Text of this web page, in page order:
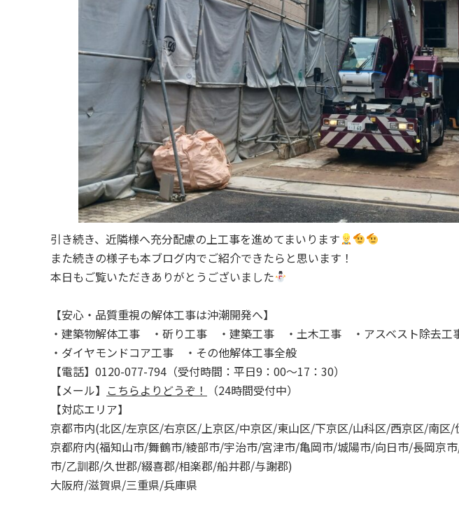
引き続き、近隣様へ充分配慮の上工事を進めてまいります
また続きの様子も本ブログ内でご紹介できたらと思います！
本日もご覧いただきありがとうございました
【安心・品質重視の解体工事は沖潮開発へ】
・建築物解体工事 ・斫り工事 ・建築工事 ・土木工事 ・アスベスト除去工
・ダイヤモンドコア工事 ・その他解体工事全般
【電話】0120-077-794（受付時間：平日9：00～17：30）
【メール】 こちらよりどうぞ！
（24時間受付中）
【対応エリア】
京都市内(北区/左京区/右京区/上京区/中京区/東山区/下京区/山科区/西京区/南区/
京都府内(福知山市/舞鶴市/綾部市/宇治市/宮津市/亀岡市/城陽市/向日市/長岡京
市/乙訓郡/久世郡/綴喜郡/相楽郡/船井郡/与謝郡)
大阪府/滋賀県/三重県/兵庫県